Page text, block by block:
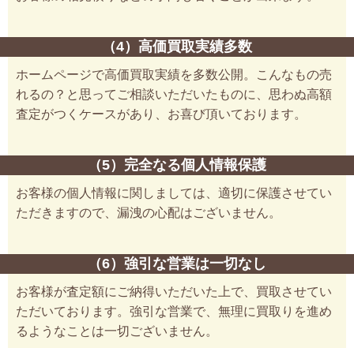
（4）高価買取実績多数
ホームページで高価買取実績を多数公開。こんなもの売
れるの？と思ってご相談いただいたものに、思わぬ高額
査定がつくケースがあり、お喜び頂いております。
（5）完全なる個人情報保護
お客様の個人情報に関しましては、適切に保護させてい
ただきますので、漏洩の心配はございません。
（6）強引な営業は一切なし
お客様が査定額にご納得いただいた上で、買取させてい
ただいております。強引な営業で、無理に買取りを進め
るようなことは一切ございません。